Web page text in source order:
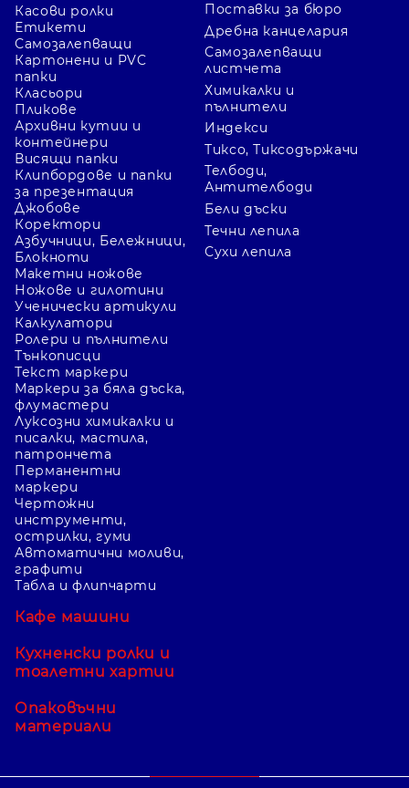
Касови ролки
Етикети
Самозалепващи
Картонени и PVC
папки
Класьори
Пликове
Архивни кутии и
контейнери
Висящи папки
Клипбордове и папки
за презентация
Джобове
Коректори
Азбучници, Бележници,
Блокноти
Поставки за бюро
Дребна канцелария
Самозалепващи
листчета
Химикалки и
пълнители
Индекси
Тиксо, Тиксодържачи
Телбоди,
Антителбоди
Бели дъски
Течни лепила
Сухи лепила
Макетни ножове
Ножове и гилотини
Ученически артикули
Калкулатори
Ролери и пълнители
Тънкописци
Текст маркери
Маркери за бяла дъска,
флумастери
Луксозни химикалки и
писалки, мастила,
патрончета
Перманентни
маркери
Чертожни
инструменти,
острилки, гуми
Автоматични моливи,
графити
Табла и флипчарти
Кафе машини
Кухненски ролки и
тоалетни хартии
Опаковъчни
материали